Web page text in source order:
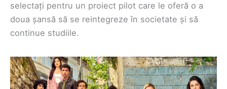
selectați pentru un proiect pilot care le oferă o a
doua șansă să se reintegreze în societate și să
continue studiile.